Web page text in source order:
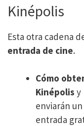
Kinépolis
Esta otra cadena
entrada de cine.
Cómo
Kinépolis y
enviarán
entrada